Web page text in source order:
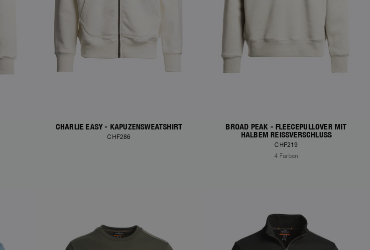
CHARLIE EASY - KAPUZENSWEATSHIRT
CHF286
BROAD PEAK - FLEECEPULLOVER MIT
HALBEM REISSVERSCHLUSS
CHF219
4 Farben